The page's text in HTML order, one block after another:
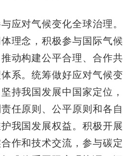
对气候变化全球治理。
理念，积极参与国际气候
动构建公平合理、合作共
系。统筹做好应对气候变
持我国发展中国家定位，
任原则、公平原则和各自
我国发展权益。积极开展
作和技术交流，参与碳定